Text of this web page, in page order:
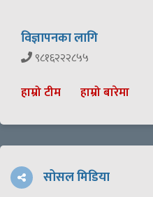
विज्ञापनका लागि
९८१६२२२८५५
हाम्रो टीम हाम्रो बारेमा
सोसल मिडिया